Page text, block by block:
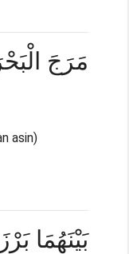
مَرَجَ
asin)
بَيْنَهُمَا